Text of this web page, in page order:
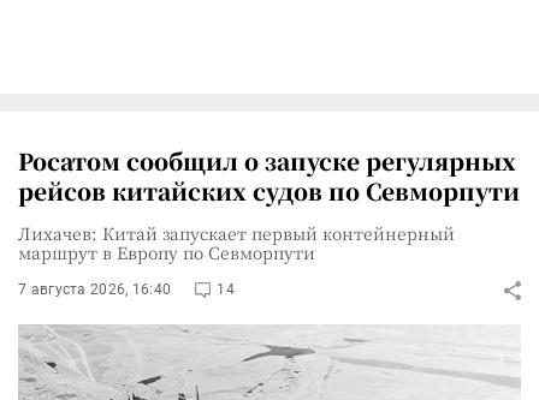
Росатом сообщил о запуске регулярных
рейсов китайских судов по Севморпути
Лихачев: Китай запускает первый контейнерный
маршрут в Европу по Севморпути
7 августа 2026, 16:40 14